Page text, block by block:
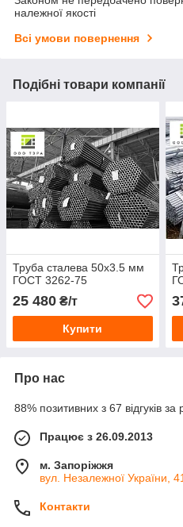
належної якості
Всі умови повернення
Подібні товари компанії
Труба сталева 50х3.5 мм
ГОСТ 3262-75
25 480 ₴/т
Купити
Про нас
88% позитивних з 67 відгуків за
Працює з 26.09.2013
м. Запоріжжя
вул. Незалежної України,
Контакти